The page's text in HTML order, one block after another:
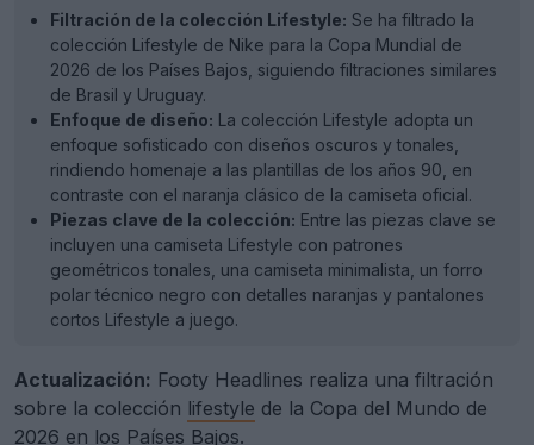
Filtración de la colección Lifestyle: Se ha filtrado la
colección Lifestyle de Nike para la Copa Mundial de
2026 de los Países Bajos, siguiendo filtraciones similares
de Brasil y Uruguay.
Enfoque de diseño: La colección Lifestyle adopta un
enfoque sofisticado con diseños oscuros y tonales,
rindiendo homenaje a las plantillas de los años 90, en
contraste con el naranja clásico de la camiseta oficial.
Piezas clave de la colección: Entre las piezas clave se
incluyen una camiseta Lifestyle con patrones
geométricos tonales, una camiseta minimalista, un forro
polar técnico negro con detalles naranjas y pantalones
cortos Lifestyle a juego.
Actualización: Footy Headlines realiza una filtración
sobre la colección lifestyle de la Copa del Mundo de
2026 en los Países Bajos.